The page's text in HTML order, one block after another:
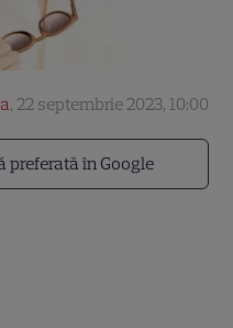
preferată în Google
, 22 septembrie 2023, 10:00